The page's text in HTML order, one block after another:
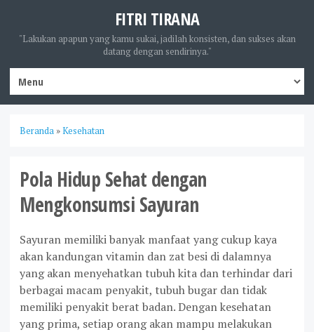
FITRI TIRANA
"Lakukan apapun yang kamu sukai, jadilah konsisten, dan sukses akan
datang dengan sendirinya."
Beranda »Kesehatan
Pola Hidup Sehat dengan
Mengkonsumsi Sayuran
Sayuran memiliki banyak manfaat yang cukup kaya
akan kandungan vitamin dan zat besi di dalamnya
yang akan menyehatkan tubuh kita dan terhindar dari
berbagai macam penyakit, tubuh bugar dan tidak
memiliki penyakit berat badan. Dengan kesehatan
yang prima, setiap orang akan mampu melakukan